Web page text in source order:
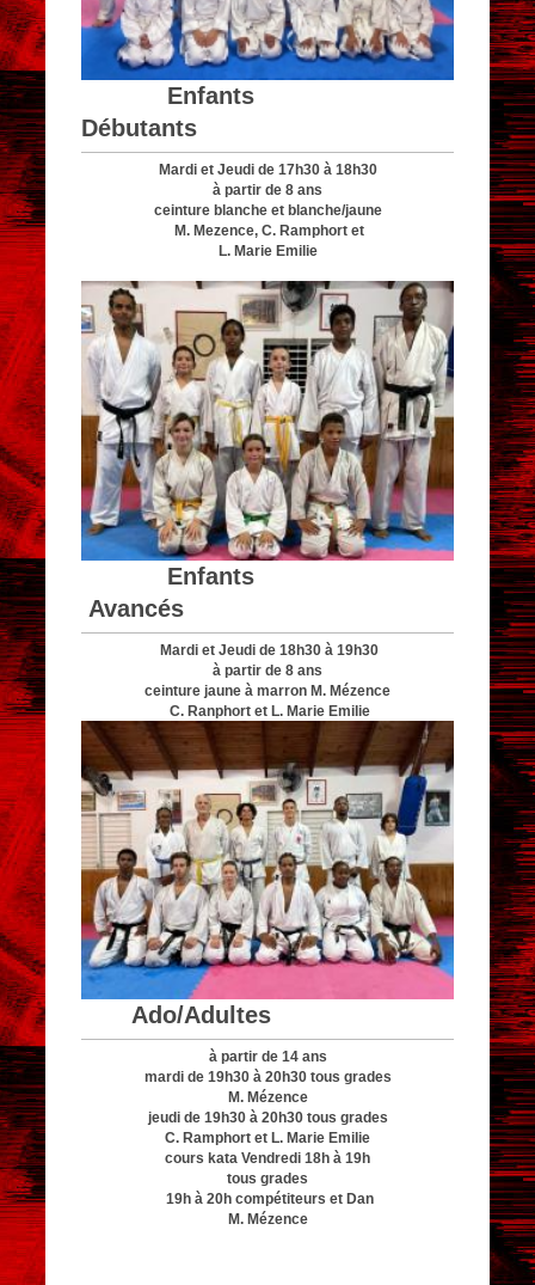
Enfants
Débutants
Mardi et Jeudi de 17h30 à 18h30
à partir de 8 ans
ceinture blanche et blanche/jaune
M. Mezence, C. Ramphort et
L. Marie Emilie
Enfants
Avancés
Mardi et Jeudi de 18h30 à 19h30
à partir de 8 ans
ceinture jaune à marron M. Mézence
C. Ranphort et L. Marie Emilie
Ado/Adultes
à partir de 14 ans
mardi de 19h30 à 20h30 tous grades
M. Mézence
jeudi de 19h30 à 20h30 tous grades
C. Ramphort et L. Marie Emilie
cours kata Vendredi 18h à 19h
tous grades
19h à 20h compétiteurs et Dan
M. Mézence